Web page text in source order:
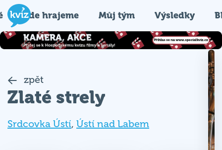
Kde hrajeme Můj tým Výsledky
zpět
Zlaté strely
Srdcovka Ústí, Ústí nad Labem